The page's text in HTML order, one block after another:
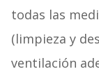
todas las
(limpieza y
ventilación